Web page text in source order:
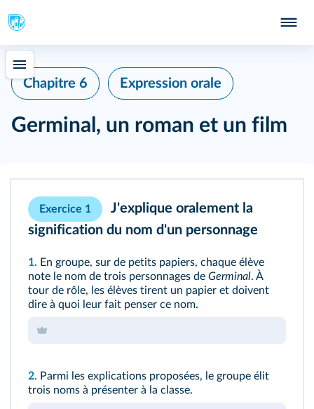
Chapitre 6 Expression orale
Germinal, un roman et un film
Exercice 1
J'explique oralement la
signification du nom d'un personnage
1. En groupe, sur de petits papiers, chaque élève
note le nom de trois personnages de Germinal. À
tour de rôle, les élèves tirent un papier et doivent
dire à quoi leur fait penser ce nom.
2. Parmi les explications proposées, le groupe élit
trois noms à présenter à la classe.